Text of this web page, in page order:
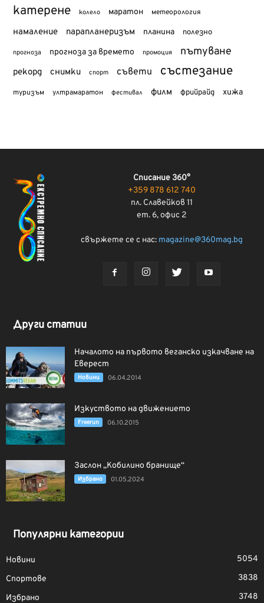
катерене колело маратон метеорология
намаление парапланеризъм планина полезно
прогноза прогноза за времето промоция пътуване
рекорд снимки спорт съвети състезание
туризъм ултрамаратон фестивал филм фрийрайд хижа
Списание 360°
+359 878 612 740
пл. Славейков 11
ет. 6, офис 2
свържете се с нас: magazine@360mag.bg
Други статии
Началото на първото веганско изкачване на
Еверест
Новини 06.04.2014
Изкуството на движението
Freerun 06.10.2015
Заслон „Кобилино бранище“
Избрано 01.05.2024
Популярни категории
Новини
5054
Спортове
3838
Избрано
3748